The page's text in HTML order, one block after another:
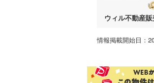
ウィル不動産
情報掲載開始日：